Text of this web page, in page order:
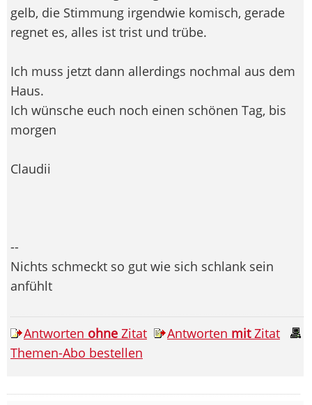
gelb, die Stimmung irgendwie komisch, gerade
regnet es, alles ist trist und trübe.
Ich muss jetzt dann allerdings nochmal aus dem
Haus.
Ich wünsche euch noch einen schönen Tag, bis
morgen
Claudii
--
Nichts schmeckt so gut wie sich schlank sein
anfühlt
Antworten ohne Zitat Antworten mitZitat
Themen-Abo bestellen